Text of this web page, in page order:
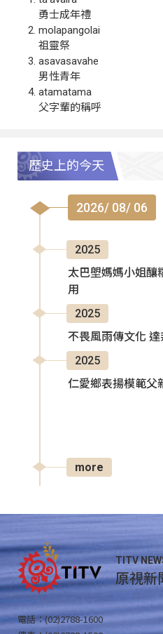
勇士成年禮
molapangolai
祖靈祭
asavasavahe
男性青年
atamatama
父字輩的稱呼
歷史上的今天
2026/ 08/ 06
2025
太巴塱媽媽小姐釀
用
2025
不畏風雨傳文化
2025
仁愛鄉表揚模範父
more
TITV
原視新
電話：(02)2788-1600